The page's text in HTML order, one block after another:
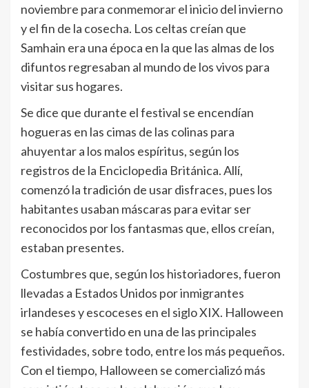
noviembre para conmemorar el inicio del invierno
y el fin de la cosecha. Los celtas creían que
Samhain era una época en la que las almas de los
difuntos regresaban al mundo de los vivos para
visitar sus hogares.
Se dice que durante el festival se encendían
hogueras en las cimas de las colinas para
ahuyentar a los malos espíritus, según los
registros de la Enciclopedia Británica. Allí,
comenzó la tradición de usar disfraces, pues los
habitantes usaban máscaras para evitar ser
reconocidos por los fantasmas que, ellos creían,
estaban presentes.
Costumbres que, según los historiadores, fueron
llevadas a Estados Unidos por inmigrantes
irlandeses y escoceses en el siglo XIX. Halloween
se había convertido en una de las principales
festividades, sobre todo, entre los más pequeños.
Con el tiempo, Halloween se comercializó más